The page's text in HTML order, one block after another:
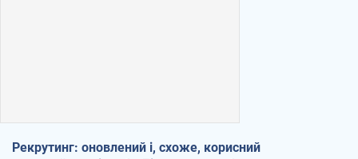
Рекрутинг: оновлений і, схоже, корисний